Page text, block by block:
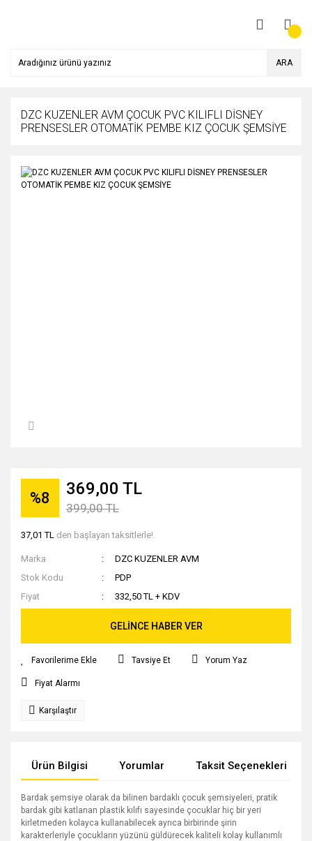
ARA
DZC KUZENLER AVM ÇOCUK PVC KILIFLI DİSNEY
PRENSESLER OTOMATİK PEMBE KIZ ÇOCUK ŞEMSİYE
%8 369,00 TL
399,00 TL
37,01 TL den başlayan taksitlerle!
Marka
DZC KUZENLER AVM
Stok Kodu
PDP
Fiyat
332,50 TL + KDV
GELİNCE HABER VER
Tavsiye Et Yorum Yaz
Fiyat Alarmı
Karşılaştır
Ürün Bilgisi Yorumlar Taksit Seçenekleri
Bardak şemsiye olarak da bilinen bardaklı çocuk şemsiyeleri, pratik
bardak gibi katlanan plastik kılıfı sayesinde çocuklar hiç bir yeri
kirletmeden kolayca kullanabilecek ayrıca birbirinde şirin
karakterleriyle çocukların yüzünü güldürecek kaliteli kolay kullanımlı